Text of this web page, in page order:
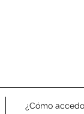
¿Cómo